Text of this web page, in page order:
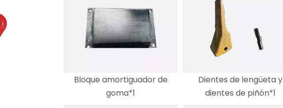
Bloque amortiguador de
goma*1
Dientes de lengüeta y
dientes de piñón*1